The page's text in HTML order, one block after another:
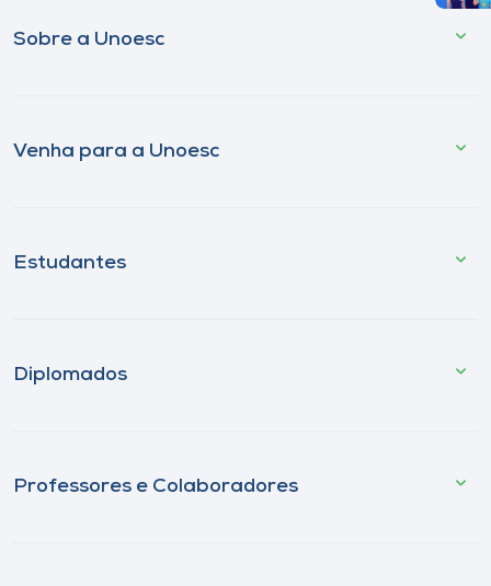
Sobre a Unoesc
Venha para a Unoesc
Estudantes
Diplomados
Professores e Colaboradores